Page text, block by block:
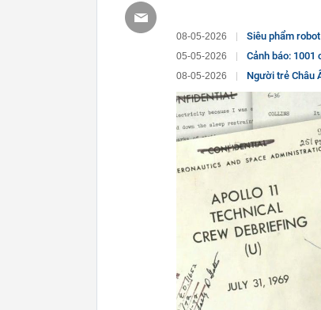
08-05-2026 Siêu phẩm
05-05-2026 Cảnh báo: 1001
08-05-2026 Người trẻ Châu